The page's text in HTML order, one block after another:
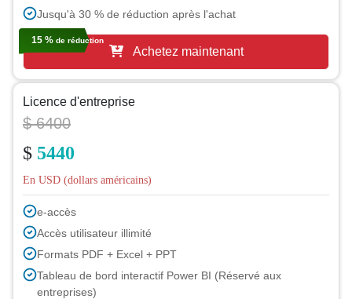
Jusqu'à 30 % de réduction après l'achat
15 % de réduction
Achetez maintenant
Licence d'entreprise
$ 6400
$ 5440
En USD (dollars américains)
e-accès
Accès utilisateur illimité
Formats PDF + Excel + PPT
Tableau de bord interactif Power BI (Réservé aux
entreprises)